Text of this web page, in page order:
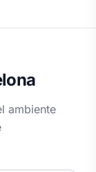
ambiente